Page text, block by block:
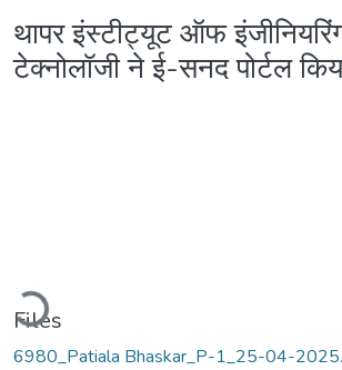
थापर इंस्टीट्यूट ऑफ
टेक्नोलॉजी ने ई-सनद पोर्टल
Files
6980_Patiala Bhaskar_P-1_25-04-